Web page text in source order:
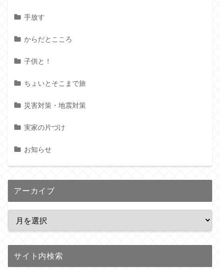
手放す
からだとこころ
子供と！
ちょいとそこまで旅
災害対策・地震対策
実家の片づけ
お知らせ
アーカイブ
サイト内検索